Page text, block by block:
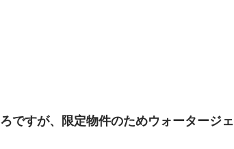
ですが、限定物件のためウォータージェ